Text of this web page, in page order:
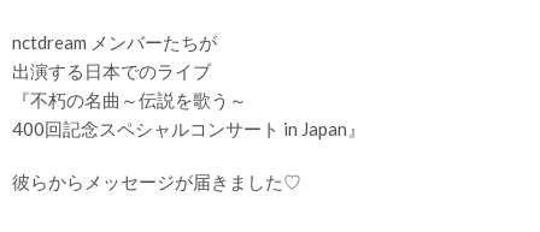
nctdream メンバーたちが
出演する日本でのライブ
『不朽の名曲～伝説を歌う～
400回記念スペシャルコンサート in Japan』
彼らからメッセージが届きました♡